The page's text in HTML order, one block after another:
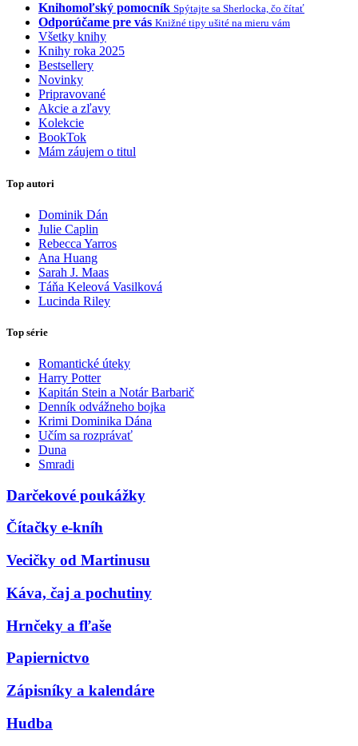
Knihomoľský pomocník Spýtajte sa Sherlocka, čo čítať
Odporúčame pre vás Knižné tipy ušité na mieru vám
Všetky knihy
Knihy roka 2025
Bestsellery
Novinky
Pripravované
Akcie a zľavy
Kolekcie
BookTok
Mám záujem o titul
Top autori
Dominik Dán
Julie Caplin
Rebecca Yarros
Ana Huang
Sarah J. Maas
Táňa Keleová Vasilková
Lucinda Riley
Top série
Romantické úteky
Harry Potter
Kapitán Stein a Notár Barbarič
Denník odvážneho bojka
Krimi Dominika Dána
Učím sa rozprávať
Duna
Smradi
Darčekové poukážky
Čítačky e-kníh
Vecičky od Martinusu
Káva, čaj a pochutiny
Hrnčeky a fľaše
Papiernictvo
Zápisníky a kalendáre
Hudba